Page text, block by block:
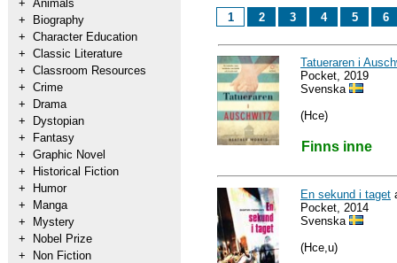
+ Animals
+
Biography
+ Character Education
+ Classic Literature
+ Classroom Resources
+ Crime
+
Drama
+
Dystopian
+
Fantasy
+ Graphic Novel
+
Historical Fiction
+
Humor
+
Manga
+
Mystery
+
Nobel Prize
+
Non Fiction
1 2 3 4 5 6
Tatueraren i
Pocket, 2019
Svenska
(Hce)
Finns inne
En sekund i taget
Pocket, 2014
Svenska
(Hce,u)